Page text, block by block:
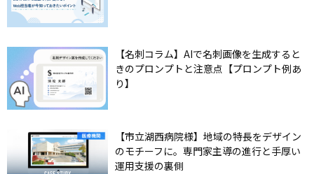
【名刺コラム】AIで名刺画像を生成すると
きのプロンプトと注意点【プロンプト例あ
り】
【市立湖西病院様】地域の特長をデザイン
のモチーフに。専門家主導の進行と手厚い
運用支援の裏側